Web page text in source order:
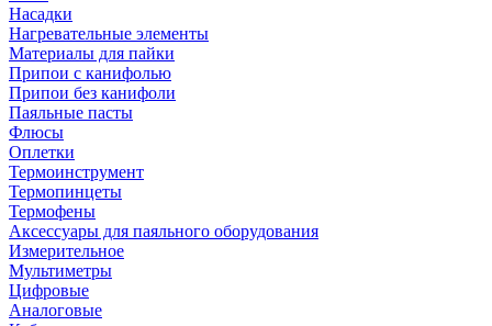
Насадки
Нагревательные элементы
Материалы для пайки
Припои с канифолью
Припои без канифоли
Паяльные пасты
Флюсы
Оплетки
Термоинструмент
Термопинцеты
Термофены
Аксессуары для паяльного оборудования
Измерительное
Мультиметры
Цифровые
Аналоговые